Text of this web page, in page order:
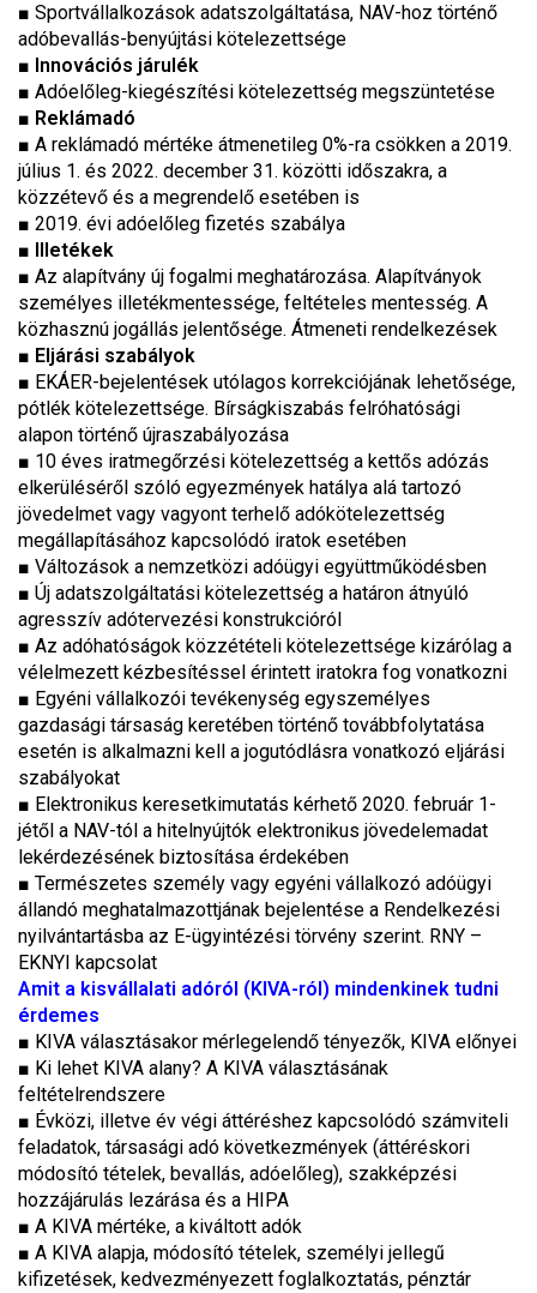
■ Sportvállalkozások adatszolgáltatása, NAV-hoz történő
adóbevallás-benyújtási kötelezettsége
■ Innovációs járulék
■ Adóelőleg-kiegészítési kötelezettség megszüntetése
■ Reklámadó
■ A reklámadó mértéke átmenetileg 0%-ra csökken a 2019.
július 1. és 2022. december 31. közötti időszakra, a
közzétevő és a megrendelő esetében is
■ 2019. évi adóelőleg fizetés szabálya
■ Illetékek
■ Az alapítvány új fogalmi meghatározása. Alapítványok
személyes illetékmentessége, feltételes mentesség. A
közhasznú jogállás jelentősége. Átmeneti rendelkezések
■ Eljárási szabályok
■ EKÁER-bejelentések utólagos korrekciójának lehetősége,
pótlék kötelezettsége. Bírságkiszabás felróhatósági
alapon történő újraszabályozása
■ 10 éves iratmegőrzési kötelezettség a kettős adózás
elkerüléséről szóló egyezmények hatálya alá tartozó
jövedelmet vagy vagyont terhelő adókötelezettség
megállapításához kapcsolódó iratok esetében
■ Változások a nemzetközi adóügyi együttműködésben
■ Új adatszolgáltatási kötelezettség a határon átnyúló
agresszív adótervezési konstrukcióról
■ Az adóhatóságok közzétételi kötelezettsége kizárólag a
vélelmezett kézbesítéssel érintett iratokra fog vonatkozni
■ Egyéni vállalkozói tevékenység egyszemélyes
gazdasági társaság keretében történő továbbfolytatása
esetén is alkalmazni kell a jogutódlásra vonatkozó eljárási
szabályokat
■ Elektronikus keresetkimutatás kérhető 2020. február 1-
jétől a NAV-tól a hitelnyújtók elektronikus jövedelemadat
lekérdezésének biztosítása érdekében
■ Természetes személy vagy egyéni vállalkozó adóügyi
állandó meghatalmazottjának bejelentése a Rendelkezési
nyilvántartásba az E-ügyintézési törvény szerint. RNY –
EKNYI kapcsolat
Amit a kisvállalati adóról (KIVA-ról) mindenkinek tudni
érdemes
■ KIVA választásakor mérlegelendő tényezők, KIVA előnyei
■ Ki lehet KIVA alany? A KIVA választásának
feltételrendszere
■ Évközi, illetve év végi áttéréshez kapcsolódó számviteli
feladatok, társasági adó következmények (áttéréskori
módosító tételek, bevallás, adóelőleg), szakképzési
hozzájárulás lezárása és a HIPA
■ A KIVA mértéke, a kiváltott adók
■ A KIVA alapja, módosító tételek, személyi jellegű
kifizetések, kedvezményezett foglalkoztatás, pénztár